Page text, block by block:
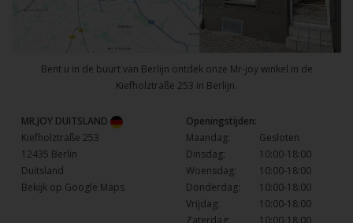
Bent u in de buurt van Berlijn ontdek onze Mr-joy winkel in de
Kiefholztraße 253 in Berlijn.
MR.JOY DUITSLAND
Kiefholztraße 253
12435 Berlin
Duitsland
Bekijk op Google Maps
Openingstijden:
Maandag:
Gesloten
Dinsdag:
10:00-18:00
Woensdag:
10:00-18:00
Donderdag:
10:00-18:00
Vrijdag:
10:00-18:00
Zaterdag:
10:00-18:00